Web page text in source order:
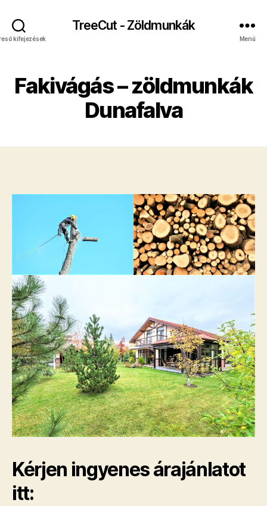
kifejezések
TreeCut - Zöldmunkák
Menü
Fakivágás – zöldmunkák
Dunafalva
Kérjen ingyenes árajánlatot
itt: